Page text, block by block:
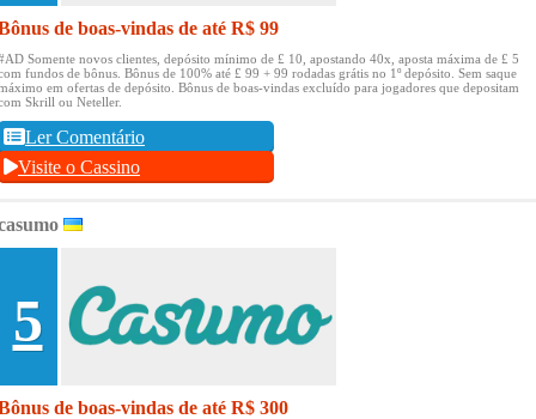
de boas-vindas de até R$ 99
Somente novos clientes, depósito mínimo de £ 10, apostando 40x, aposta máxima de £ 5
fundos de bônus. Bônus de 100% até £ 99 + 99 rodadas grátis no 1º depósito. Sem saque
em ofertas de depósito. Bônus de boas-vindas excluído para jogadores que depositam
Skrill ou Neteller.
Ler Comentário
Visite o Cassino
5
de boas-vindas de até R$ 300